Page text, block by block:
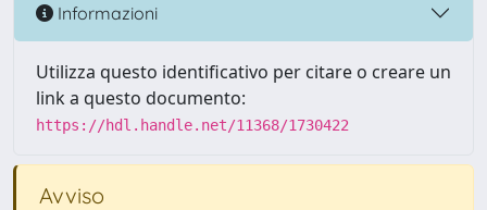
Informazioni
Utilizza questo identificativo per citare o creare un
link a questo documento:
https://hdl.handle.net/11368/1730422
Avviso